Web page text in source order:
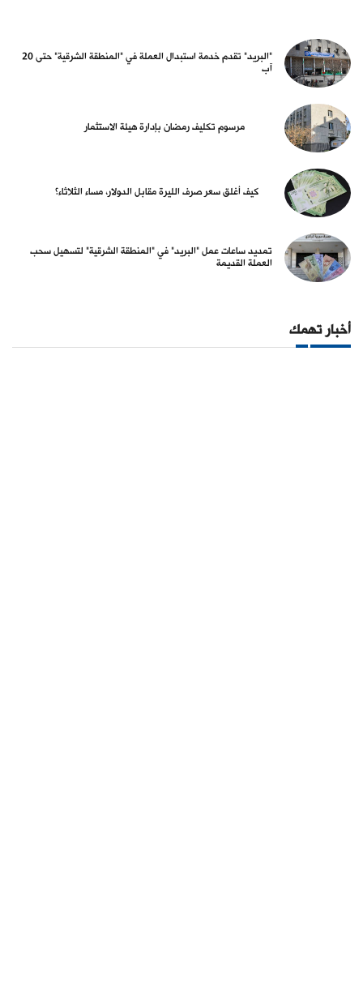
"البريد" تقدم خدمة استبدال العملة في "المنطقة الشرقية" حتى 20
آب
مرسوم تكليف رمضان بإدارة هيئة الاستثمار
كيف أغلق سعر صرف الليرة مقابل الدولار، مساء الثلاثاء؟
تمديد ساعات عمل "البريد" في "المنطقة الشرقية" لتسهيل سحب
العملة القديمة
أخبار تهمك